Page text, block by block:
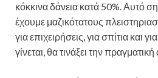
κόκκινα δάνεια κατά 50%. Αυτό
έχουμε μαζικότατους
για επιχειρήσεις, για σπίτια και
γίνεται, θα τινάξει την